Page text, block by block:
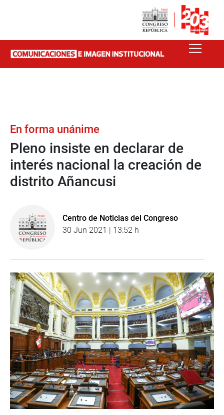
En forma unánime
Pleno insiste en declarar de
interés nacional la creación de
distrito Añancusi
Centro de Noticias del Congreso
30 Jun 2021 | 13:52 h